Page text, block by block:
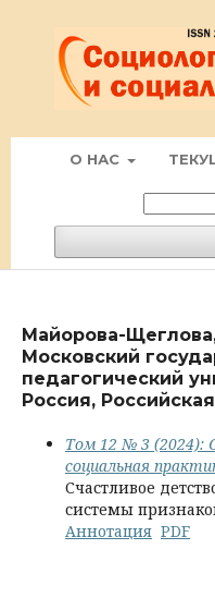
О НАС
Майорова-
Московский
педагогический
Россия,
Том 12 № 3 (2024):
социальная
Счастливое
системы
Аннотация PDF